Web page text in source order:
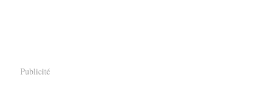
Publicité